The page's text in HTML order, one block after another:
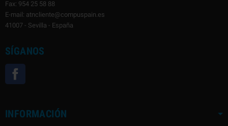
Fax: 954 25 58 88
E-mail: atncliente@compuspain.es
41007 - Sevilla - España
SÍGANOS
INFORMACIÓN